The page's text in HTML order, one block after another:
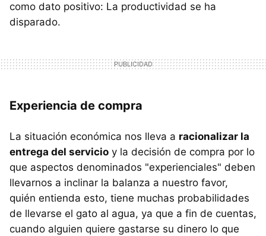
como dato positivo: La productividad se ha
disparado.
Experiencia de compra
La situación económica nos lleva a racionalizar la
entrega del servicio y la decisión de compra por lo
que aspectos denominados "experienciales" deben
llevarnos a inclinar la balanza a nuestro favor,
quién entienda esto, tiene muchas probabilidades
de llevarse el gato al agua, ya que a fin de cuentas,
cuando alguien quiere gastarse su dinero lo que